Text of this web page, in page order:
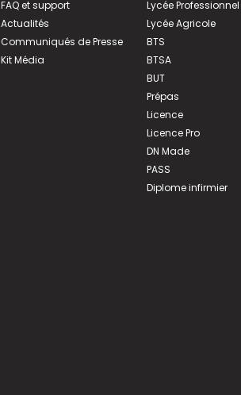
FAQ et support
Actualités
Communiqués de Presse
Kit Média
Lycée Professionnel
Lycée Agricole
BTS
BTSA
BUT
Prépas
Licence
Licence Pro
DN Made
PASS
Diplome infirmier